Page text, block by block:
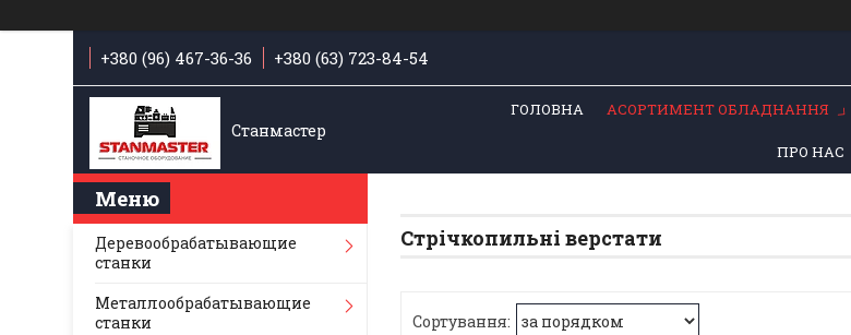
+380 (96) 467-36-36 +380 (63) 723-84-54
Станмастер
ГОЛОВНА АСОРТИМЕНТ ОБЛАДНАННЯ
ПРО НАС
Стрічкопильні верстати
Деревообрабатывающие
станки
Металлообрабатывающие
станки